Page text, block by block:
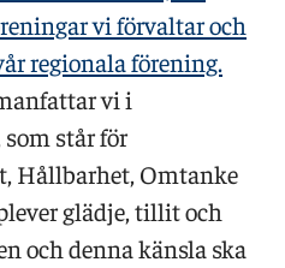
vi förvaltar och
regionala förening.
vi i
står för
Hållbarhet, Omtanke
glädje, tillit och
och denna känsla ska